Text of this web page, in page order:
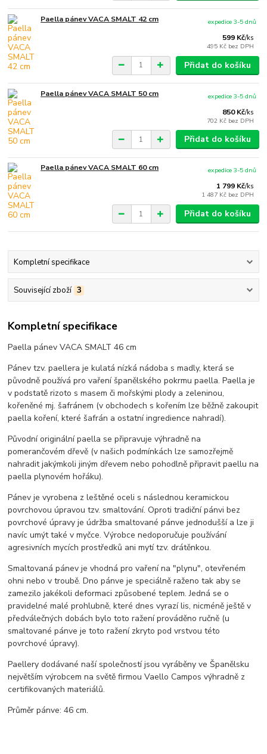
Paella pánev VACA SMALT 42 cm
599 Kč/ks
495 Kč bez DPH
expedice 3-5 dnů
Přidat do košíku
Paella pánev VACA SMALT 50 cm
850 Kč/ks
702 Kč bez DPH
expedice 3-5 dnů
Přidat do košíku
Paella pánev VACA SMALT 60 cm
1 799 Kč/ks
1 487 Kč bez DPH
expedice 3-5 dnů
Přidat do košíku
Kompletní specifikace
Související zboží 3
Kompletní specifikace
Paella pánev VACA SMALT 46 cm
Pánev tzv. paellera je kulatá nízká nádoba s madly, která se
původně používá pro vaření španělského pokrmu paella. Paella je
v podstatě rizoto s masem či mořskými plody a zeleninou,
kořeněné mj. šafránem (v obchodech s kořením lze běžně zakoupit
paella koření, které šafrán a ostatní ingredience nahradí).
Původní originální paella se připravuje výhradně na
pomerančovém dřevě (v našich podmínkách lze samozřejmě
nahradit jakýmkoli jiným dřevem nebo pohodlně připravit paellu na
paella plynovém hořáku).
Pánev je vyrobena z leštěné oceli s následnou keramickou
povrchovou úpravou tzv. smaltování. Oproti tradiční pánvi bez
povrchové úpravy je údržba smaltované pánve jednodušší a lze ji
navíc umýt také v myčce. Výrobce nedoporučuje používání
agresivních mycích prostředků ani mytí tzv. drátěnkou.
Smaltovaná pánev je vhodná pro vaření na "plynu", otevřeném
ohni nebo v troubě. Dno pánve je speciálně raženo tak aby se
zamezilo jakékoli deformaci způsobené teplem. Jedná se o
pravidelné malé prohlubně, které dnes vyrazí lis, nicméně ještě v
předválečných dobách bylo toto ražení prováděno ručně (u
smaltované pánve je toto ražení zkryto pod vrstvou této
povrchové úpravy).
Paellery dodávané naší společností jsou vyráběny ve Španělsku
největším výrobcem na světě firmou Vaello Campos výhradně z
certifikovaných materiálů.
Průměr pánve: 46 cm.